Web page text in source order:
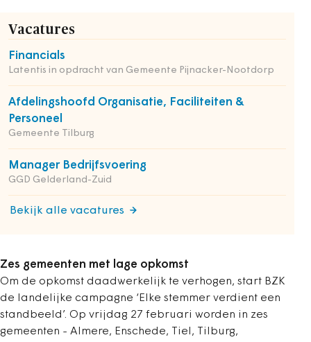
Vacatures
Financials
Latentis in opdracht van Gemeente Pijnacker-Nootdorp
Afdelingshoofd Organisatie, Faciliteiten &
Personeel
Gemeente Tilburg
Manager Bedrijfsvoering
GGD Gelderland-Zuid
Bekijk alle vacatures
Zes gemeenten met lage opkomst
Om de opkomst daadwerkelijk te verhogen, start BZK
de landelijke campagne ‘Elke stemmer verdient een
standbeeld’. Op vrijdag 27 februari worden in zes
gemeenten - Almere, Enschede, Tiel, Tilburg,